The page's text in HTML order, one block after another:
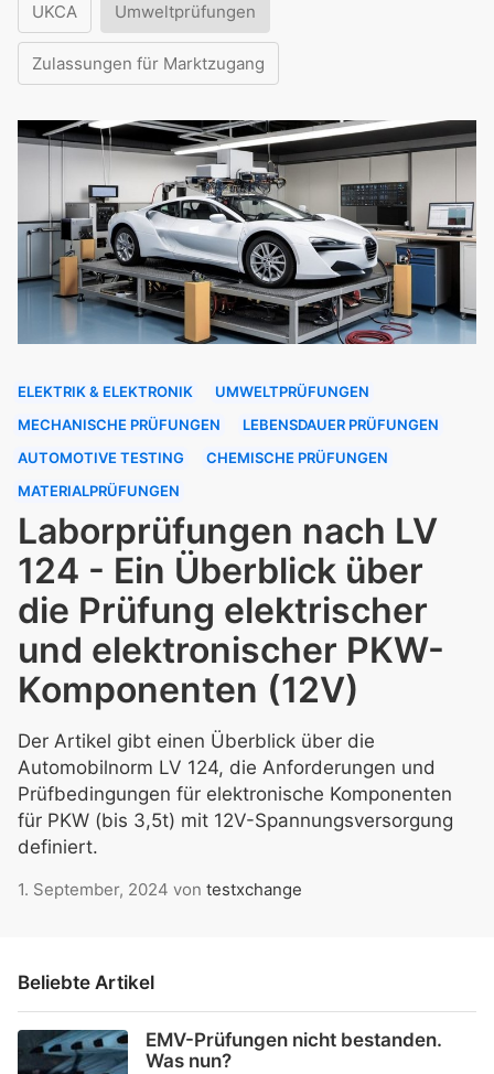
UKCA Umweltprüfungen
Zulassungen für Marktzugang
ELEKTRIK & ELEKTRONIK
UMWELTPRÜFUNGEN
MECHANISCHE PRÜFUNGEN
LEBENSDAUER PRÜFUNGEN
AUTOMOTIVE TESTING
CHEMISCHE PRÜFUNGEN
MATERIALPRÜFUNGEN
Laborprüfungen nach LV
124 - Ein Überblick über
die Prüfung elektrischer
und elektronischer PKW-
Komponenten (12V)
Der Artikel gibt einen Überblick über die
Automobilnorm LV 124, die Anforderungen und
Prüfbedingungen für elektronische Komponenten
für PKW (bis 3,5t) mit 12V-Spannungsversorgung
definiert.
1. September, 2024 von testxchange
Beliebte Artikel
EMV-Prüfungen nicht bestanden.
Was nun?